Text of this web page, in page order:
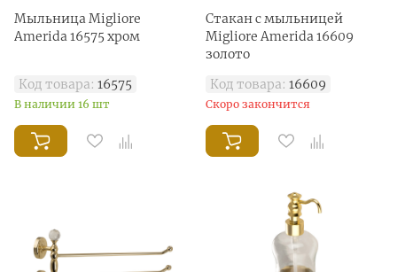
Mыльница Migliore
Amerida 16575 хром
Код товара: 16575
В наличии 16 шт
Стакан с мыльницей
Migliore Amerida 16609
золото
Код товара: 16609
Скоро закончится